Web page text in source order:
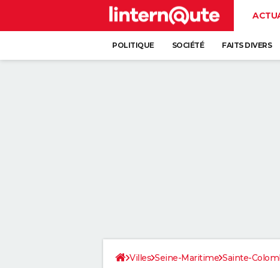
POLITIQUE SOCIÉTÉ FAITS DIVERS
Villes Seine-Maritime Sainte-